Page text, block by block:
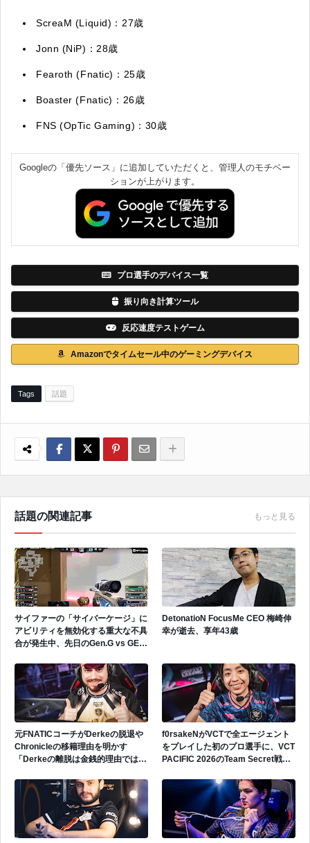
ScreaM (Liquid)：27歳
Jonn (NiP)：28歳
Fearoth (Fnatic)：25歳
Boaster (Fnatic)：26歳
FNS (OpTic Gaming)：30歳
Googleの「優先ソース」に追加していただくと、管理人のモチベー
ションが上がります。
プロ選手のデバイス一覧
振り向き計算ツール
反応速度テストゲーム
Amazonでタイムセール中のゲーミングデバイス
Tags 話題
話題の関連記事 もっと見る
サイファーの「サイバーケージ」に
アビリティを無効化する重大な不具
合が発生中、先日のGen.G vs GEで
DetonatioN FocusMe CEO 梅崎伸
幸が逝去、享年43歳
元FNATICコーチがDerkeの脱退や
Chronicleの移籍理由を明かす
「Derkeの離脱は金銭的理由ではな
f0rsakeNがVCTで全エージェント
をプレイした初のプロ選手に、VCT
PACIFIC 2026のTeam Secret戦で